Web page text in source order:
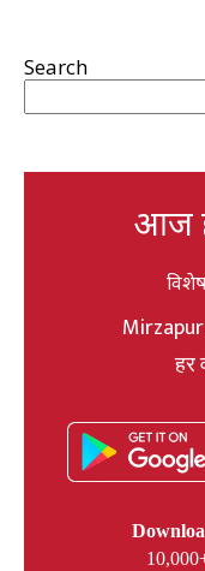
Search
आज
विशेष
हर